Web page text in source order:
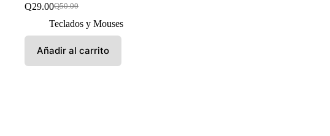
Q50.00
El
precio
original
era:
Q50.00.
Q29.00El
precio
actual
es:
Q29.00.
Teclados y Mouses
Añadir al carrito